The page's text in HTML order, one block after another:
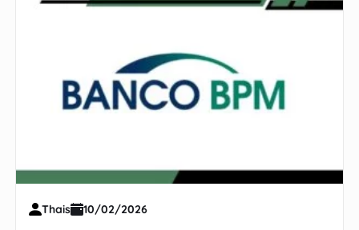
Thais 10/02/2026